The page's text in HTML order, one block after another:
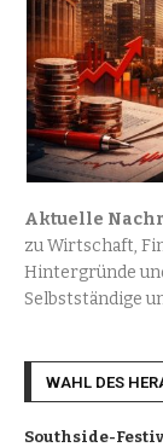
Aktuelle
zu Wirtschaft,
Hintergründe
Selbstständige
WAHL DES
Southside-